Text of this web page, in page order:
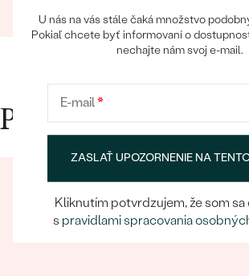
30.10.2023
Zobraziť celú
Prečo nakupovať v Eppi
U nás na vás stále čaká množstvo
Pokiaľ chcete byť informovaní o
nechajte nám svoj e-mail.
E-mail*
ZASLAŤ UPOZORNENIE NA
Kliknutím potvrdzujem, že som sa
s pravidlami spracovania